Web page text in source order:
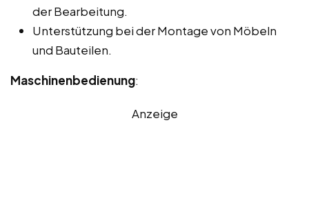
der Bearbeitung.
Unterstützung bei der Montage von Möbeln
und Bauteilen.
Maschinenbedienung:
Anzeige